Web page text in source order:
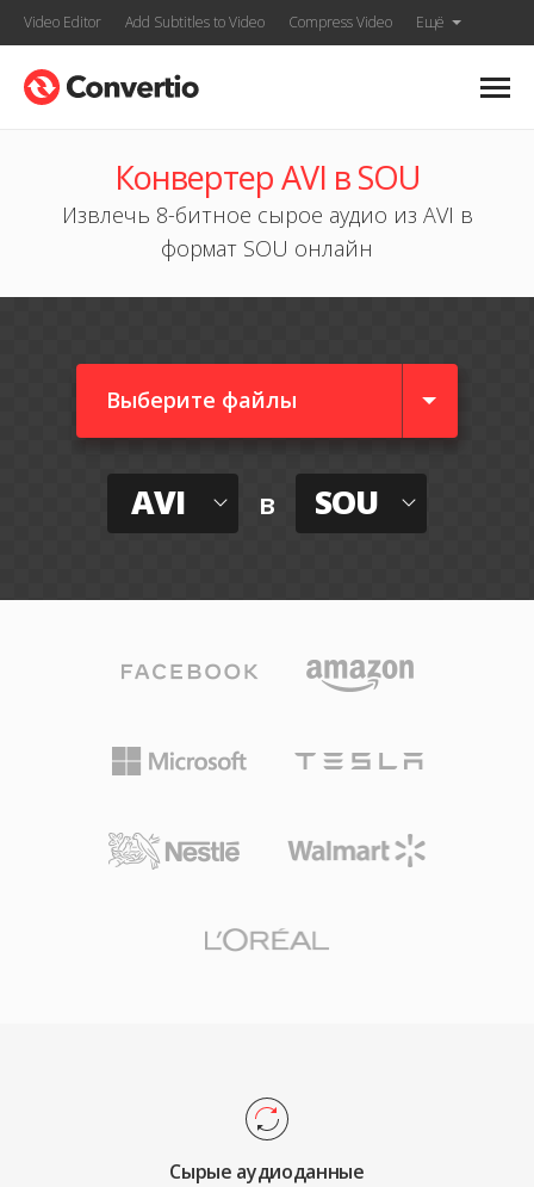
Video Editor Add Subtitles to Video Compress Video Ещё
Конвертер AVI в SOU
Извлечь 8-битное сырое аудио из AVI в
формат SOU онлайн
Выберите файлы
AVI в SOU
Сырые аудиоданные